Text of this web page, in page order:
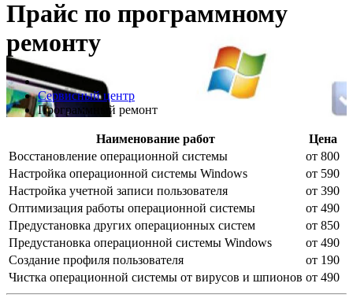
Прайс по программному
ремонту
Сервисный центр
Программный ремонт
Наименование работ
Цена
Восстановление операционной системы
от 800
Настройка операционной системы Windows
от 590
Настройка учетной записи пользователя
от 390
Оптимизация работы операционной системы
от 490
Предустановка других операционных систем
от 850
Предустановка операционной системы Windows
от 490
Создание профиля пользователя
от 190
Чистка операционной системы от вирусов и шпионов от 490